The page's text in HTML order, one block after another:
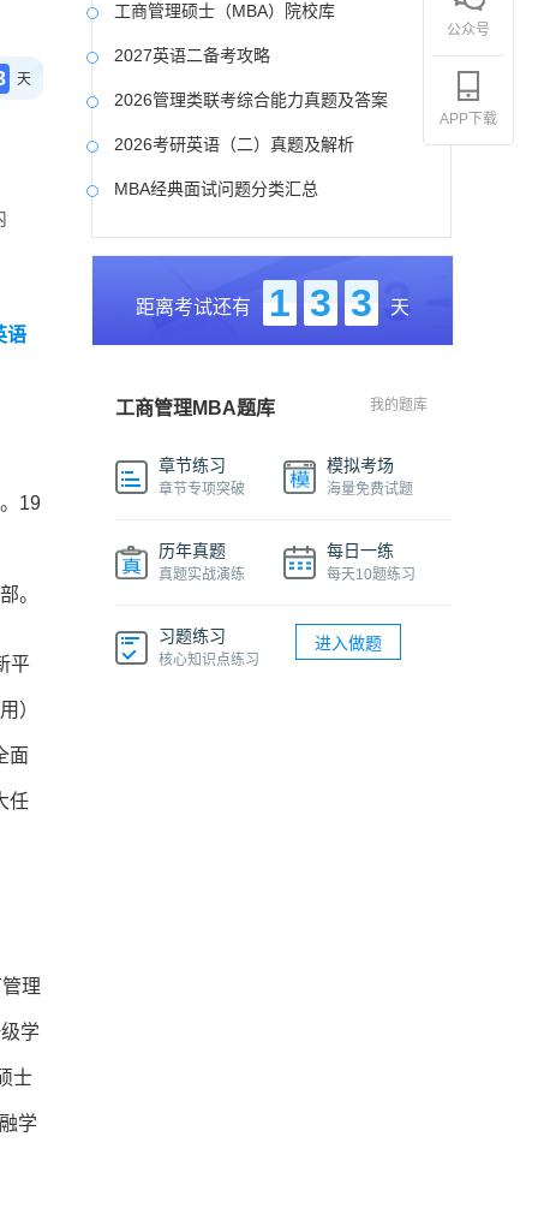
天
语
19
。
平
）
面
任
理
学
士
学
工商管理硕士（MBA）院校库
2027英语二备考攻略
2026管理类联考综合能力真题及答案
2026考研英语（二）真题及解析
MBA经典面试问题分类汇总
2017-2025近九年各科真题及详细解析
考研英语（二）试题库
2027写作备考攻略
距离考试还有 1 3 3 天
工商管理MBA题库 我的题库
章节练习
章节专项突破
模拟考场
海量免费试题
历年真题
真题实战演练
每日一练
每天10题练习
习题练习
核心知识点练习
进入做题
公众号
APP下载